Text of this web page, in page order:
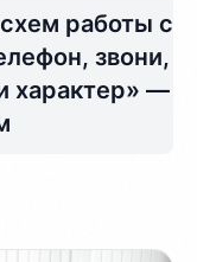
работы с
звони,
характер» —